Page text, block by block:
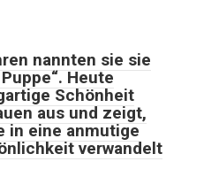
nannten sie sie
Heute
Schönheit
aus und zeigt,
in eine anmutige
verwandelt